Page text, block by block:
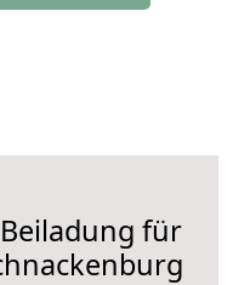
für